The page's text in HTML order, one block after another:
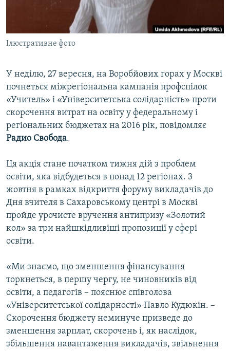
ВІДЕОУРОКИ «ELIFBE»
СВІДЧЕННЯ ОКУПАЦІЇ
УКРАЇНСЬКА ПРОБЛЕМА КРИМУ
Qırımtatar
Усі сайти RFE/RL
Ілюстративне фото
У неділю, 27 вересня, на Воробйових горах у Москві
почнеться міжрегіональна кампанія профспілок
«Учитель» і «Університетська солідарність» проти
скорочення витрат на освіту у федеральному і
регіональних бюджетах на 2016 рік, повідомляє
Радио Свобода.
Ця акція стане початком тижня дій з проблем
освіти, яка відбудеться в понад 12 регіонах. 3
жовтня в рамках відкриття форуму викладачів до
Дня вчителя в Сахаровському центрі в Москві
пройде урочисте вручення антипризу «Золотий
кол» за три найшкідливіші пропозиції у сфері
освіти.
«Ми знаємо, що зменшення фінансування
торкнеться, в першу чергу, не чиновників від
освіти, а педагогів – пояснює співголова
«Університетської солідарності» Павло Кудюкін. –
Скорочення бюджету неминуче призведе до
зменшення зарплат, скорочень і, як наслідок,
збільшення навантаження викладачів, звільнення